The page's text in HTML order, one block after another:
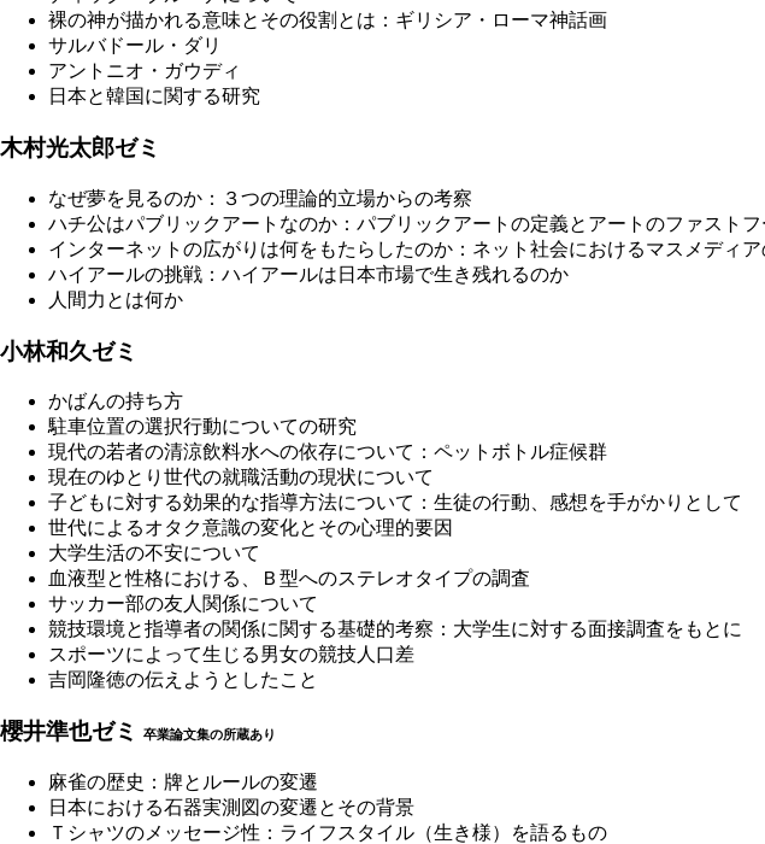
裸の神が描かれる意味とその役割とは：ギリシア・ローマ神話画
サルバドール・ダリ
アントニオ・ガウディ
日本と韓国に関する研究
木村光太郎ゼミ
なぜ夢を見るのか：３つの理論的立場からの考察
ハチ公はパブリックアートなのか：パブリックアートの定義とアートのファスト
インターネットの広がりは何をもたらしたのか：ネット社会におけるマスメディ
ハイアールの挑戦：ハイアールは日本市場で生き残れるのか
人間力とは何か
小林和久ゼミ
かばんの持ち方
駐車位置の選択行動についての研究
現代の若者の清涼飲料水への依存について：ペットボトル症候群
現在のゆとり世代の就職活動の現状について
子どもに対する効果的な指導方法について：生徒の行動、感想を手がかりとして
世代によるオタク意識の変化とその心理的要因
大学生活の不安について
血液型と性格における、Ｂ型へのステレオタイプの調査
サッカー部の友人関係について
競技環境と指導者の関係に関する基礎的考察：大学生に対する面接調査をもとに
スポーツによって生じる男女の競技人口差
吉岡隆徳の伝えようとしたこと
櫻井準也ゼミ 卒業論文集の所蔵あり
麻雀の歴史：牌とルールの変遷
日本における石器実測図の変遷とその背景
Ｔシャツのメッセージ性：ライフスタイル（生き様）を語るもの